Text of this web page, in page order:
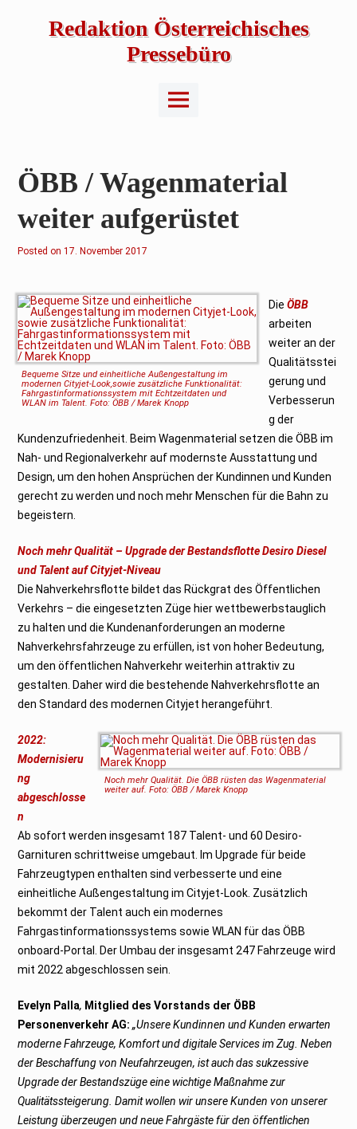
Redaktion Österreichisches
Pressebüro
Main
Menu
ÖBB / Wagenmaterial
weiter aufgerüstet
Posted on2
b
r
u
a
r
2
0
2
3
17. November 2017
Bequeme Sitze und einheitliche Außengestaltung im
modernen Cityjet-Look,sowie zusätzliche Funktionalität:
Fahrgastinformationssystem mitEchtzeitdaten und
WLAN im Talent. Foto: ÖBB / Marek Knopp
DieÖBB
arbeiten
weiter an der
Qualitätsstei
gerung und
Verbesserun
g der
Kundenzufriedenheit. Beim Wagenmaterial setzen die ÖBB im
Nah- und Regionalverkehr auf modernste Ausstattung und
Design, um den hohen Ansprüchen der Kundinnen und Kunden
gerecht zu werden und noch mehr Menschen für die Bahn zu
begeistern.
Noch mehr Qualität – Upgrade der Bestandsflotte Desiro Diesel
und Talent auf Cityjet-Niveau
Die Nahverkehrsflotte bildet das Rückgrat des Öffentlichen
Verkehrs – die eingesetzten Züge hier wettbewerbstauglich
zu halten und die Kundenanforderungen an moderne
Nahverkehrsfahrzeuge zu erfüllen, ist von hoher Bedeutung,
um den öffentlichen Nahverkehr weiterhin attraktiv zu
gestalten. Daher wird die bestehende Nahverkehrsflotte an
den Standard des modernen Cityjet herangeführt.
Noch mehr Qualität. Die ÖBB rüsten das Wagenmaterial
weiter auf. Foto: ÖBB / Marek Knopp
2022:
Modernisieru
ng
abgeschlosse
n
Ab sofort werden insgesamt 187 Talent- und 60 Desiro-
Garnituren schrittweise umgebaut. Im Upgrade für beide
Fahrzeugtypen enthalten sind verbesserte und eine
einheitliche Außengestaltung im Cityjet-Look. Zusätzlich
bekommt der Talent auch ein modernes
Fahrgastinformationssystems sowie WLAN für das ÖBB
onboard-Portal. Der Umbau der insgesamt 247 Fahrzeuge wird
mit 2022 abgeschlossen sein.
Evelyn Palla, Mitglied des Vorstands der ÖBB
Personenverkehr AG: „Unsere Kundinnen und Kunden erwarten
moderne Fahrzeuge, Komfort und digitale Services im Zug. Neben
der Beschaffung von Neufahrzeugen, ist auch das sukzessive
Upgrade der Bestandszüge eine wichtige Maßnahme zur
Qualitätssteigerung. Damit wollen wir unsere Kunden von unserer
Leistung überzeugen und neue Fahrgäste für den öffentlichen